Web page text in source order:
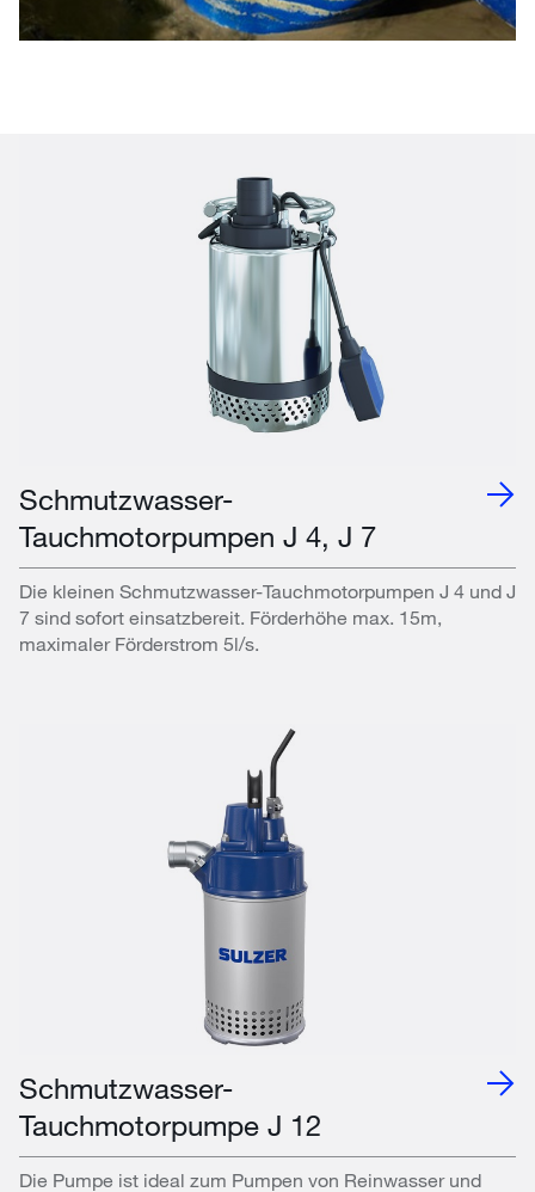
Schmutzwasser-
Tauchmotorpumpen J 4, J 7
Die kleinen Schmutzwasser-Tauchmotorpumpen J 4 und J
7 sind sofort einsatzbereit. Förderhöhe max. 15m,
maximaler Förderstrom 5l/s.
Schmutzwasser-
Tauchmotorpumpe J 12
Die Pumpe ist ideal zum Pumpen von Reinwasser und